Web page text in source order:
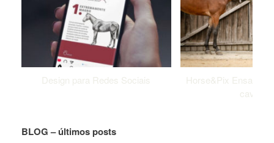
Design para Redes Sociais
Horse&Pix Ensaio
cavalos
BLOG – últimos posts